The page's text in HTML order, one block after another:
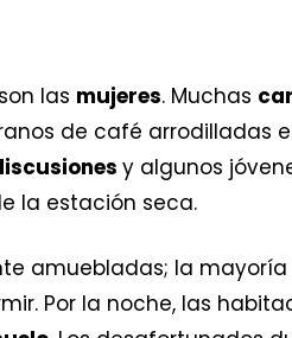
las mujeres. Muchas
de café arrodilladas
y algunos
la estación seca.
amuebladas; la
Por la noche, las